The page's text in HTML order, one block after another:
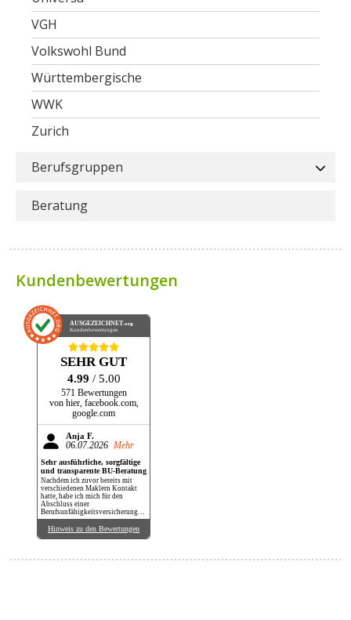
VGH
Volkswohl Bund
Württembergische
WWK
Zurich
Berufsgruppen
Beratung
Kundenbewertungen
AUSGEZEICHNET .org
Kundenbewertungen
SEHR GUT
4.99 / 5.00
571 Bewertungen
von hier, facebook.com,
google.com
Anja F.
06.07.2026 Mehr
Sehr ausführliche, sorgfältige
und transparente BU-Beratung
Nachdem ich zuvor bereits mit
verschiedenen Maklern Kontakt
hatte, habe ich mich für den
Abschluss einer
Berufsunfähigkeitsversicherung
bei Herrn Maier entschieden.
Überzeugt hat mich seine sehr
sorgfältige und transparente
verschiedener Anbieter erhalten.
Hinweis zu den Bewertungen